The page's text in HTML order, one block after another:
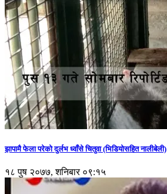
झापामै फेला परेको दुर्लभ ध्वाँसे चितुवा (भिडियोसहित नालीबेली)
१८ पुष २०७७, शनिबार ०९:१५